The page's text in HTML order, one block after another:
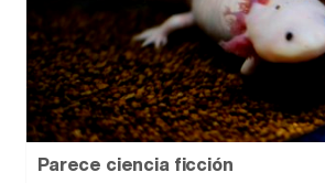
Parece ciencia ficción